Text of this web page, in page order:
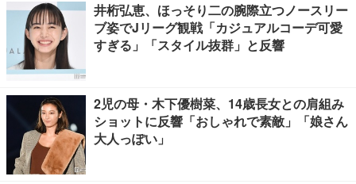
井桁弘恵、ほっそり二の腕際立つノースリー
ブ姿でJリーグ観戦「カジュアルコーデ可愛
すぎる」「スタイル抜群」と反響
2児の母・木下優樹菜、14歳長女との肩組み
ショットに反響「おしゃれで素敵」「娘さん
大人っぽい」